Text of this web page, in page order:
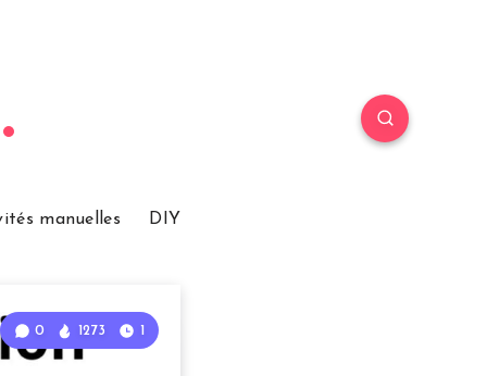
manuelles DIY
0 1273 1